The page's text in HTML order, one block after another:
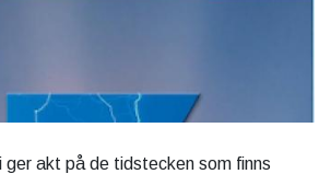
akt på de tidstecken som finns